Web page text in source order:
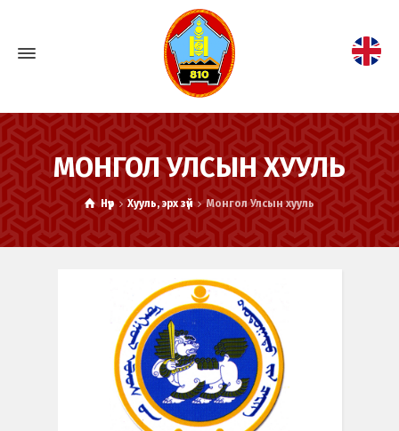
МОНГОЛ УЛСЫН ХУУЛЬ
Нүүр Хууль, эрх зүй Монгол Улсын хууль